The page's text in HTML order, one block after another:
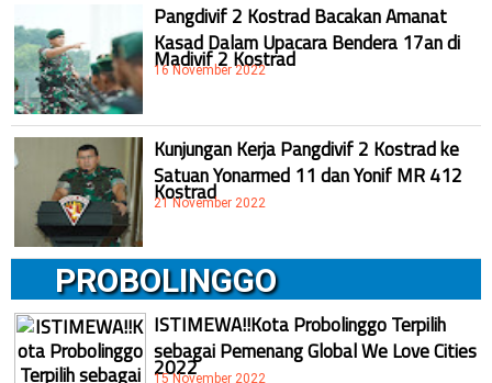
Pangdivif 2 Kostrad Bacakan Amanat
Kasad Dalam Upacara Bendera 17an di
Madivif 2 Kostrad
16 November 2022
Kunjungan Kerja Pangdivif 2 Kostrad ke
Satuan Yonarmed 11 dan Yonif MR 412
Kostrad
21 November 2022
PROBOLINGGO
ISTIMEWA!!Kota Probolinggo Terpilih
sebagai Pemenang Global We Love Cities
2022
15 November 2022